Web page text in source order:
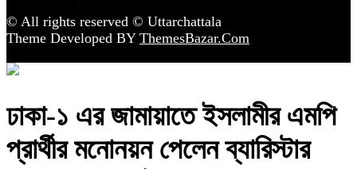
© All rights reserved © Uttarchattala
Theme Developed BY ThemesBazar.Com
ঢাকা-১ এর জামায়াতে ইসলামীর এমপি
প্রার্থীর মনোনয়ন পেলেন ব্যারিস্টার